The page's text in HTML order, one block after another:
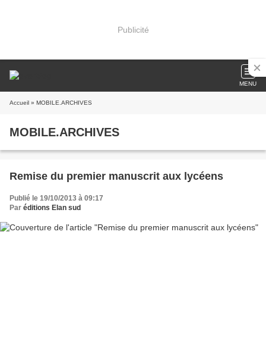
Publicité
MENU
Accueil » MOBILE.ARCHIVES
MOBILE.ARCHIVES
Remise du premier manuscrit aux lycéens
Publié le 19/10/2013 à 09:17
Par éditions Elan sud